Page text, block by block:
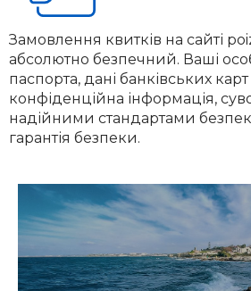
Замовлення квитків на сайті
абсолютно безпечний. Ваші
паспорта, дані банківських карт
конфіденційна інформація,
надійними стандартами
гарантія безпеки.